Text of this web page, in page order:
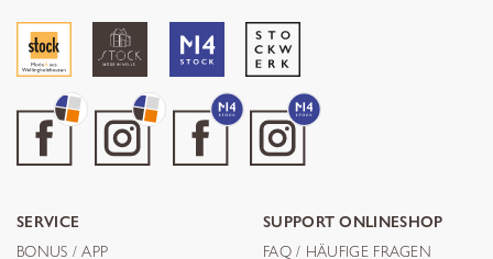
SERVICE
BONUS / APP
SUPPORT ONLINESHOP
FAQ / HÄUFIGE FRAGEN